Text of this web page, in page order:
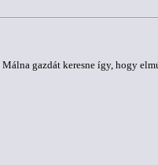
gazdát keresne így, hogy